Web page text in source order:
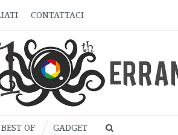
CONTATTACI
BEST OF GADGET